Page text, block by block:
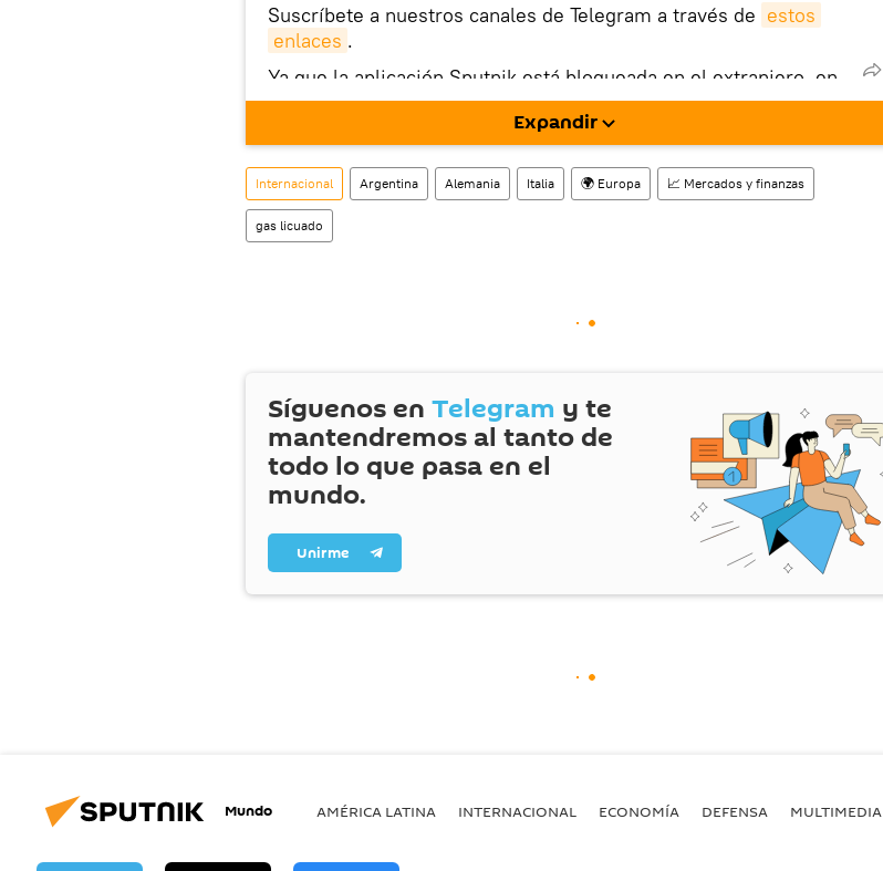
Suscríbete a nuestros canales de Telegram a través de estos
enlaces .
Ya que la aplicación Sputnik está bloqueada en el extranjero, en
este enlace puedes descargarla e instalarla en tu dispositivo
También tenemos una cuenta en la red social rusa VK .
Expandir
Internacional Argentina Alemania Italia 🌍 Europa 📈 Mercados y finanzas
gas licuado
Síguenos en Telegram y te
mantendremos al tanto de
todo lo que pasa en el
mundo.
Unirme
Mundo AMÉRICA LATINA INTERNACIONAL ECONOMÍA DEFENSA MULTIMEDIA